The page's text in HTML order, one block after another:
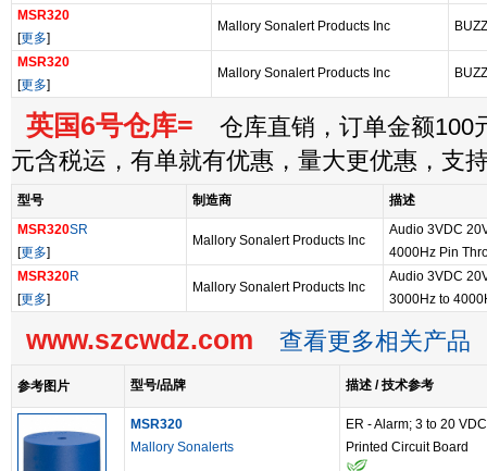
MSR320
[更多]
Mallory Sonalert Products Inc
MSR320
[更多]
Mallory Sonalert Products Inc
英国6号仓库= 仓库直销，订单金额100
元含税运，有单就有优惠，量大更优惠，支
型号 制造商
描述
MSR320SR
[更多]
Mallory Sonalert Products Inc
Audio 3VDC
4000Hz Pin
MSR320R
[更多]
Mallory Sonalert Products Inc
Audio 3VDC
3000Hz to
www.szcwdz.com 查看更多相关产品
参考图片 型号/品牌 描述 / 技术参考
MSR320
Mallory Sonalerts
ER - Alarm; 3 to 20
Printed Circuit Board